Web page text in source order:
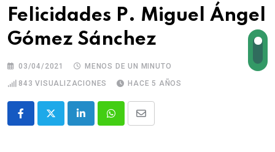
Felicidades P. Miguel Ángel
Gómez Sánchez
03/04/2021
MENOS DE UN MINUTO
843 VISUALIZACIONES HACE 5 AÑOS